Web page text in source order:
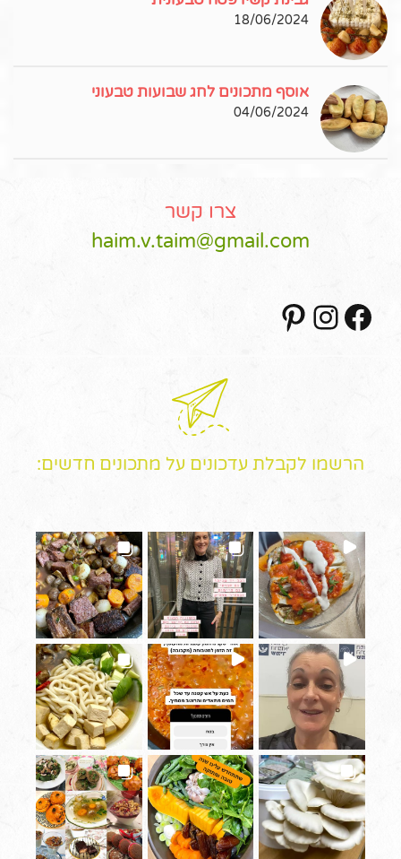
18/06/2024
אוסף מתכונים לחג שבועות טבעוני
04/06/2024
צרו קשר
haim.v.taim@gmail.com
Facebook
Instagram
הרשמו לקבלת עדכונים על מתכונים חדשים: